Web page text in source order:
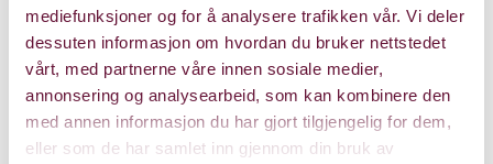
mediefunksjoner og for å analysere trafikken vår. Vi deler
dessuten informasjon om hvordan du bruker nettstedet
vårt, med partnerne våre innen sosiale medier,
annonsering og analysearbeid, som kan kombinere den
med annen informasjon du har gjort tilgjengelig for dem,
eller som de har samlet inn gjennom din bruk av